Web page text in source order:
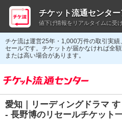
チケ流は運営25年・1,000万件の取引実
セールです。チケットが届かなければ全
または高い場合があります。
愛知｜リーディングドラマ
- 長野博のリセールチケット
チケット流通センター
値下げ情報をリアルタイムに受